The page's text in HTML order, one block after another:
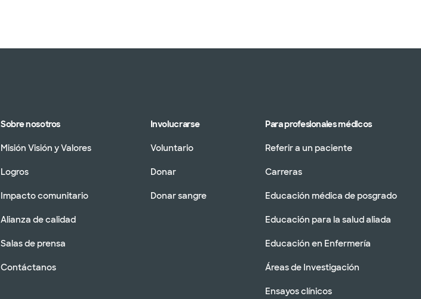
Sobre nosotros
Misión Visión y Valores
Logros
Impacto comunitario
Alianza de calidad
Salas de prensa
Contáctanos
Involucrarse
Voluntario
Donar
Donar sangre
Para profesionales médicos
Referir a un paciente
Carreras
Educación médica de posgrado
Educación para la salud aliada
Educación en Enfermería
Áreas de Investigación
Ensayos clínicos